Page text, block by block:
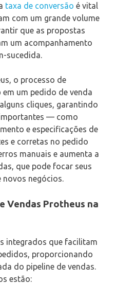
taxa de conversão é vital
com um grande volume
que as propostas
um acompanhamento
sucedida.
o processo de
um pedido de venda
cliques, garantindo
— como
e especificações de
e corretas no pedido
manuais e aumenta a
que pode focar seus
negócios.
Vendas Protheus na
integrados que facilitam
proporcionando
do pipeline de vendas.
estão: